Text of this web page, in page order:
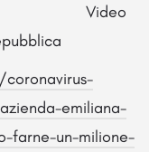
Video
emiliana-
farne-un-milione-